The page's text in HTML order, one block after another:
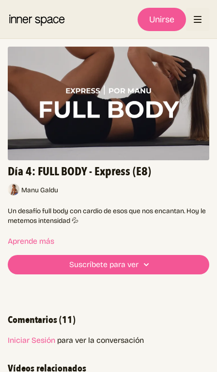
Unirse
Día 4: FULL BODY - Express (E8)
Manu Galdu
Un desafío full body con cardio de esos que nos encantan. Hoy le
metemos intensidad 💦
Comentanos cómo terminaste hoy😉🚀
Aprende más
Suscríbete para ver
Comentarios (11)
Iniciar Sesión para ver la conversación
Vídeos relacionados